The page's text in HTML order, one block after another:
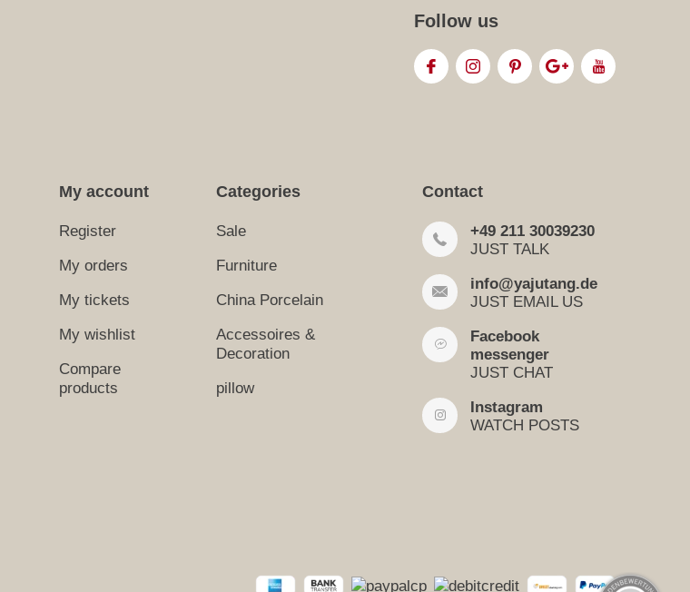
Follow us
My account
Register
My orders
My tickets
My wishlist
Compare
products
Categories
Sale
Furniture
China Porcelain
Accessoires &
Decoration
pillow
Contact
+49 211 30039230
JUST TALK
info@yajutang.de
JUST EMAIL US
Facebook
messenger
JUST CHAT
Instagram
WATCH POSTS